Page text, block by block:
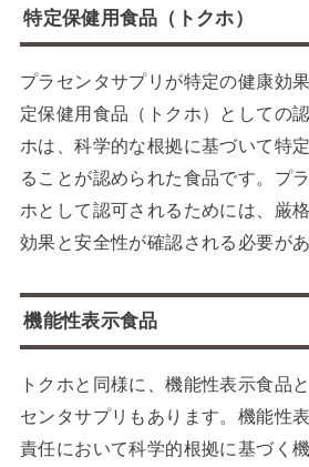
特定保健用食品（トクホ）
プラセンタサプリが特定の健康効
定保健用食品（トクホ）としての
ホは、科学的な根拠に基づいて特
ることが認められた食品です。プ
ホとして認可されるためには、厳
効果と安全性が確認される必要があ
機能性表示食品
トクホと同様に、機能性表示食品
センタサプリもあります。機能性
責任において科学的根拠に基づく